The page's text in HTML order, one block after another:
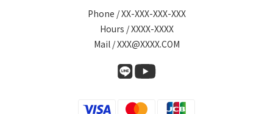
Phone / XX-XXX-XXX-XXX
Hours / XXXX-XXXX
Mail / XXX@XXXX.COM